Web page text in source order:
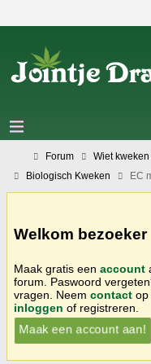
Forum Wiet
Biologisch Kweken
EC
Welkom bezoeker
Maak gratis een account
forum. Paswoord
vragen. Neem contact op
inloggen of registreren.
Maak een account aan!